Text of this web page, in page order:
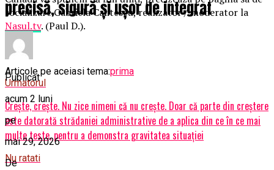
socializare Gabriela Calitescu, realizator / moderator la
Nasul.tv. (Paul D.).
Articole pe aceiasi tema:prima
Urmatorul
Crește, crește. Nu zice nimeni că nu crește. Doar că parte din creștere
este datorată strădaniei administrative de a aplica din ce în ce mai
multe teste, pentru a demonstra gravitatea situației
Nu ratati
precisă, sigură și ușor de integrat
Publicat
acum 2 luni
pe
mai 29, 2026
De